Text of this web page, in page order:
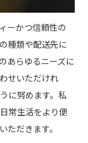
ーかつ信頼性の
種類や配送先に
あらゆるニーズに
せいただけれ
に努めます。私
常生活をより便
ただきます。